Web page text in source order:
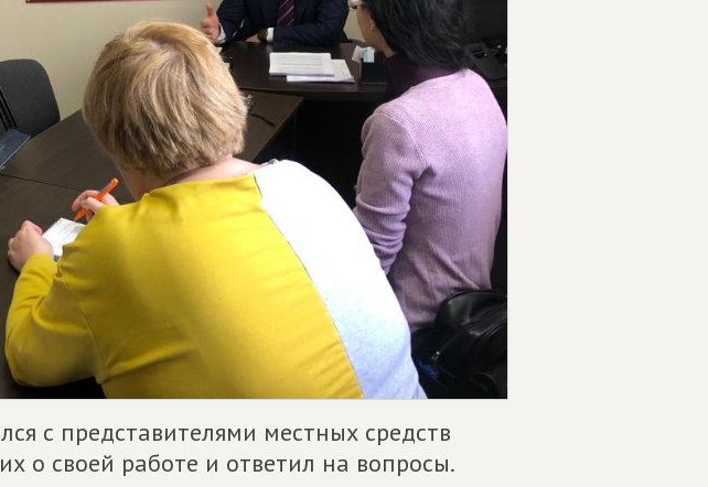
с представителями местных средств
о своей работе и ответил на вопросы.